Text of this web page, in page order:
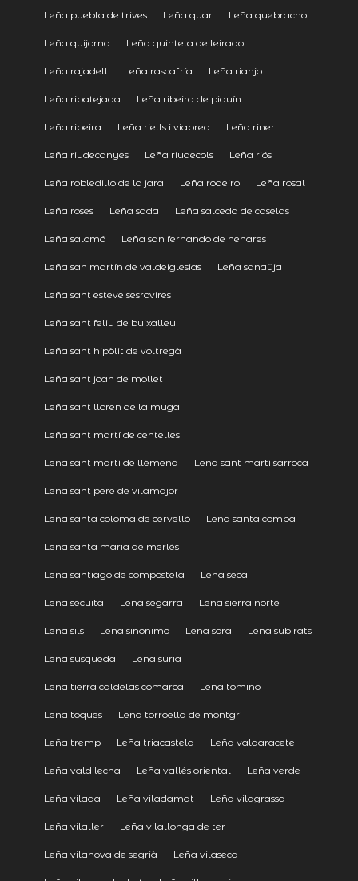
Leña puebla de trives Leña quar Leña quebracho
Leña quijorna Leña quintela de leirado
Leña rajadell Leña rascafría Leña rianjo
Leña ribatejada Leña ribeira de piquín
Leña ribeira Leña riells i viabrea Leña riner
Leña riudecanyes Leña riudecols Leña riós
Leña robledillo de la jara Leña rodeiro Leña rosal
Leña roses Leña sada Leña salceda de caselas
Leña salomó Leña san fernando de henares
Leña san martín de valdeiglesias Leña sanaüja
Leña sant esteve sesrovires
Leña sant feliu de buixalleu
Leña sant hipòlit de voltregà
Leña sant joan de mollet
Leña sant lloren de la muga
Leña sant martí de centelles
Leña sant martí de llémena Leña sant martí sarroca
Leña sant pere de vilamajor
Leña santa coloma de cervelló Leña santa comba
Leña santa maria de merlès
Leña santiago de compostela Leña seca
Leña secuita Leña segarra Leña sierra norte
Leña sils Leña sinonimo Leña sora Leña subirats
Leña susqueda Leña súria
Leña tierra caldelas comarca Leña tomiño
Leña toques Leña torroella de montgrí
Leña tremp Leña triacastela Leña valdaracete
Leña valdilecha Leña vallés oriental Leña verde
Leña vilada Leña viladamat Leña vilagrassa
Leña vilaller Leña vilallonga de ter
Leña vilanova de segrià Leña vilaseca